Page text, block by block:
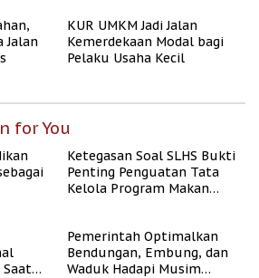
Jalan
KUR UMKM Jadi Jalan
Kemerdekaan Modal bagi
Pelaku Usaha Kecil
for You
Ketegasan Soal SLHS Bukti
Penting Penguatan Tata
Kelola Program Makan
Saat
Pemerintah Optimalkan
Bendungan, Embung, dan
Waduk Hadapi Musim